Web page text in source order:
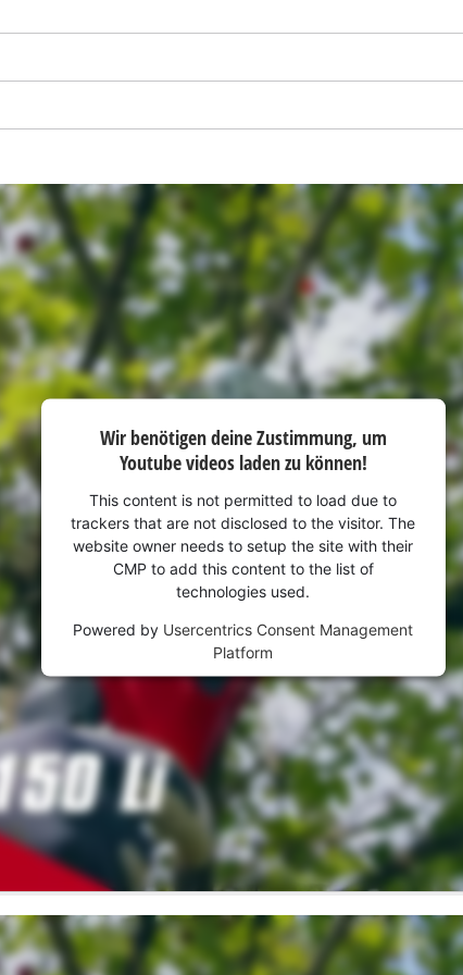
Wir benötigen deine Zustimmung, um
Youtube videos laden zu können!
This content is not permitted to load due to
trackers that are not disclosed to the visitor. The
website owner needs to setup the site with their
CMP to add this content to the list of
technologies used.
Powered by Usercentrics Consent Management
Platform